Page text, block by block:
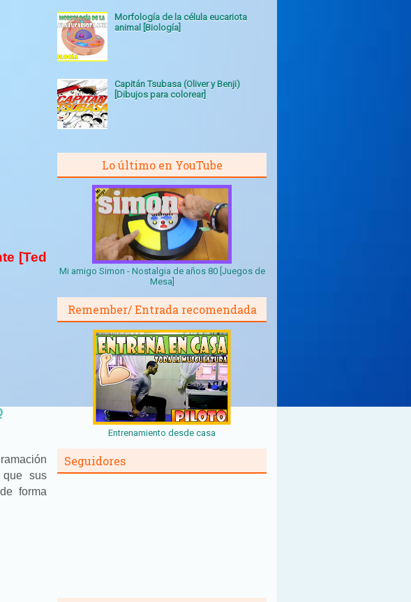
[Ted
sus
forma
Morfología de la célula eucariota
animal [Biología]
Capitán Tsubasa (Oliver y Benji)
[Dibujos para colorear]
Lo último en YouTube
Mi amigo Simon - Nostalgia de años 80 [Juegos de
Mesa]
Remember/ Entrada recomendada
Entrenamiento desde casa
Seguidores